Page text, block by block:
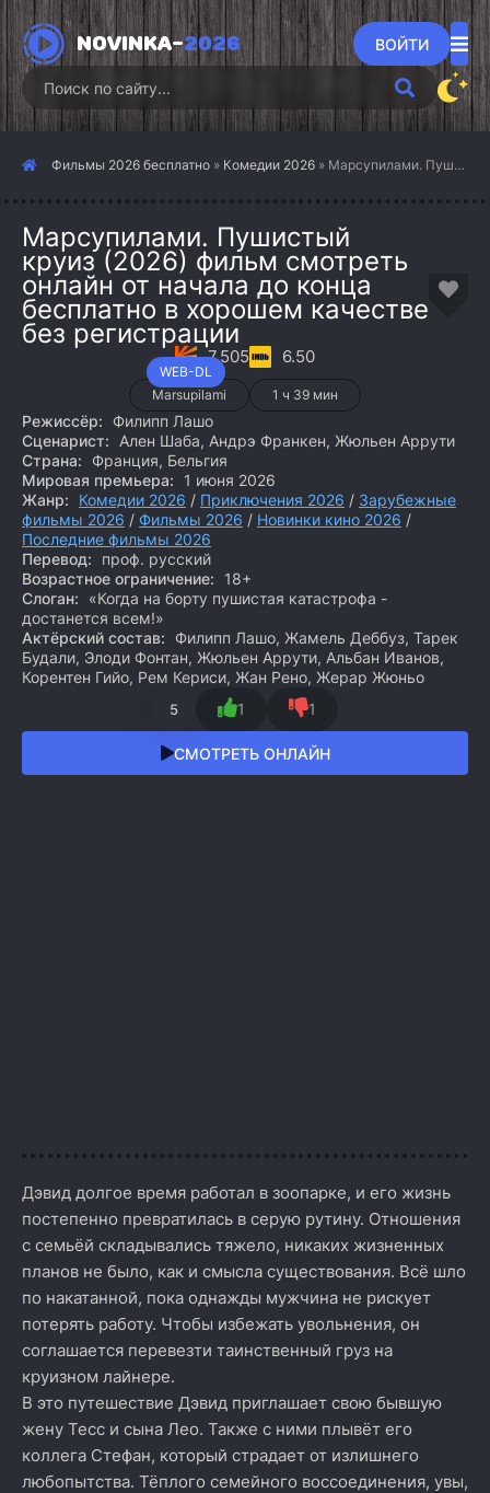
NOVINKA-2026 ВОЙТИ
Фильмы 2026 бесплатно » Комедии 2026 » Марсупилами. Пушистый круиз (2026)
Марсупилами. Пушистый
круиз (2026) фильм смотреть
онлайн от начала до конца
бесплатно в хорошем качестве
без регистрации
WEB-DL
7.505 6.50
Marsupilami 1 ч 39 мин
Режиссёр:
Филипп Лашо
Сценарист:
Ален Шаба, Андрэ Франкен, Жюльен Аррути
Страна:
Франция, Бельгия
Мировая премьера:
1 июня 2026
Жанр:
Комедии 2026 / Приключения 2026 / Зарубежные
фильмы 2026 / Фильмы 2026 / Новинки кино 2026 /
Последние фильмы 2026
Перевод:
проф. русский
Возрастное ограничение:
18+
Слоган:
«Когда на борту пушистая катастрофа -
достанется всем!»
Актёрский состав:
Филипп Лашо, Жамель Деббуз, Тарек
Будали, Элоди Фонтан, Жюльен Аррути, Альбан Иванов,
Корентен Гийо, Рем Кериси, Жан Рено, Жерар Жюньо
5 1 1
СМОТРЕТЬ ОНЛАЙН
Дэвид долгое время работал в зоопарке, и его жизнь
постепенно превратилась в серую рутину. Отношения
с семьёй складывались тяжело, никаких жизненных
планов не было, как и смысла существования. Всё шло
по накатанной, пока однажды мужчина не рискует
потерять работу. Чтобы избежать увольнения, он
соглашается перевезти таинственный груз на
круизном лайнере.
В это путешествие Дэвид приглашает свою бывшую
жену Тесс и сына Лео. Также с ними плывёт его
коллега Стефан, который страдает от излишнего
любопытства. Тёплого семейного воссоединения, увы,